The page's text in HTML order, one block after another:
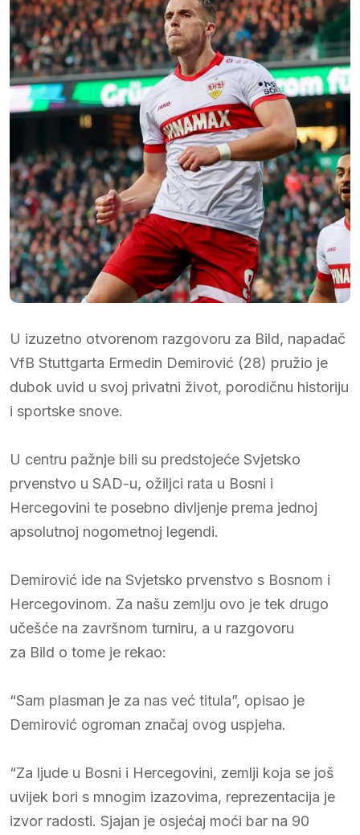
U izuzetno otvorenom razgovoru za Bild, napadač
VfB Stuttgarta Ermedin Demirović (28) pružio je
dubok uvid u svoj privatni život, porodičnu historiju
i sportske snove.
U centru pažnje bili su predstojeće Svjetsko
prvenstvo u SAD-u, ožiljci rata u Bosni i
Hercegovini te posebno divljenje prema jednoj
apsolutnoj nogometnoj legendi.
Demirović ide na Svjetsko prvenstvo s Bosnom i
Hercegovinom. Za našu zemlju ovo je tek drugo
učešće na završnom turniru, a u razgovoru
za Bild o tome je rekao:
“Sam plasman je za nas već titula”, opisao je
Demirović ogroman značaj ovog uspjeha.
“Za ljude u Bosni i Hercegovini, zemlji koja se još
uvijek bori s mnogim izazovima, reprezentacija je
izvor radosti. Sjajan je osjećaj moći bar na 90